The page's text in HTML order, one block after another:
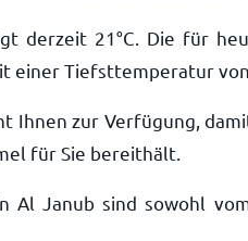
derzeit 21°C . Die für
einer Tiefsttemperatur von
Ihnen zur Verfügung,
für Sie bereithält.
Al Janub sind sowohl